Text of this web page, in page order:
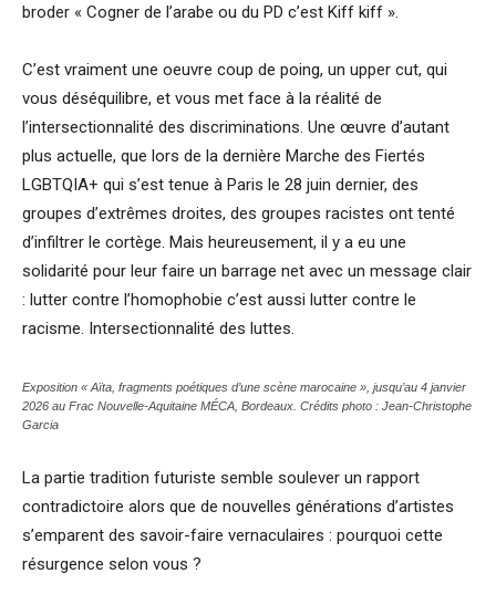
broder « Cogner de l’arabe ou du PD c’est Kiff kiff ».
C’est vraiment une oeuvre coup de poing, un upper cut, qui
vous déséquilibre, et vous met face à la réalité de
l’intersectionnalité des discriminations. Une œuvre d’autant
plus actuelle, que lors de la dernière Marche des Fiertés
LGBTQIA+ qui s’est tenue à Paris le 28 juin dernier, des
groupes d’extrêmes droites, des groupes racistes ont tenté
d’infiltrer le cortège. Mais heureusement, il y a eu une
solidarité pour leur faire un barrage net avec un message clair
: lutter contre l’homophobie c’est aussi lutter contre le
racisme. Intersectionnalité des luttes.
Exposition « Aïta, fragments poétiques d’une scène marocaine », jusqu’au 4 janvier
2026 au Frac Nouvelle-Aquitaine MÉCA, Bordeaux. Crédits photo : Jean-Christophe
Garcia
La partie tradition futuriste semble soulever un rapport
contradictoire alors que de nouvelles générations d’artistes
s’emparent des savoir-faire vernaculaires : pourquoi cette
résurgence selon vous ?